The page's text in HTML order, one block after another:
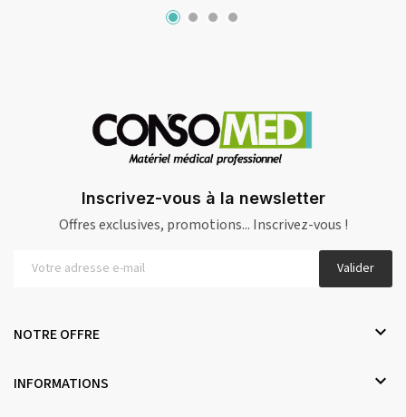
Inscrivez-vous à la newsletter
Offres exclusives, promotions... Inscrivez-vous !
Valider
NOTRE OFFRE 
INFORMATIONS 